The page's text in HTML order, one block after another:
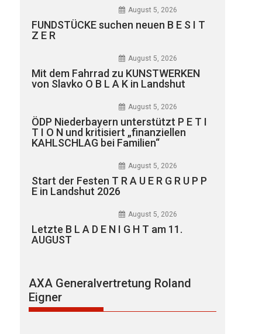
August 5, 2026
FUNDSTÜCKE suchen neuen B E S I T
Z E R
August 5, 2026
Mit dem Fahrrad zu KUNSTWERKEN
von Slavko O B L A K in Landshut
August 5, 2026
ÖDP Niederbayern unterstützt P E T I
T I O N und kritisiert „finanziellen
KAHLSCHLAG bei Familien“
August 5, 2026
Start der Festen T R A U E R G R U P P
E in Landshut 2026
August 5, 2026
Letzte B L A D E N I G H T am 11.
AUGUST
AXA Generalvertretung Roland
Eigner